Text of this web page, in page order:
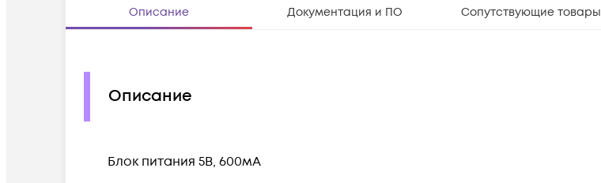
Описание Документация и ПО Сопутствующие товары
Описание
Блок питания 5В, 600мА